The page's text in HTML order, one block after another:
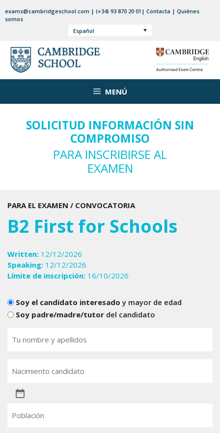
al
exams@cambridgeschool.com | (+34) 93 870 20 01 | Contacta | Quiénes
somos
Español
MENÚ
SOLICITUD INFORMACIÓN SIN
COMPROMISO
PARA INSCRIBIRSE AL
EXAMEN
PARA EL EXAMEN / CONVOCATORIA
B2 First for Schools
Written: 12/12/2026
Speaking: 12/12/2026
Límite de inscripción: 16/10/2026
Candidats
Soy el candidato interesado y mayor de edad
Soy padre/madre/tutor del candidato
nombre(Obligatorio)
candidato